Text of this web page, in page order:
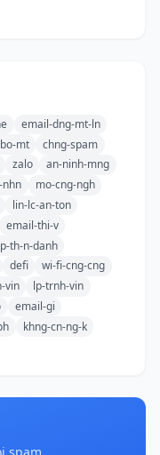
email-dng-mt-ln
bo-mt
chng-spam
zalo
an-ninh-mng
nhn
mo-cng-ngh
lin-lc-an-ton
email-thi-v
th-n-danh
defi
wi-fi-cng-cng
vin
lp-trnh-vin
email-gi
khng-cn-ng-k